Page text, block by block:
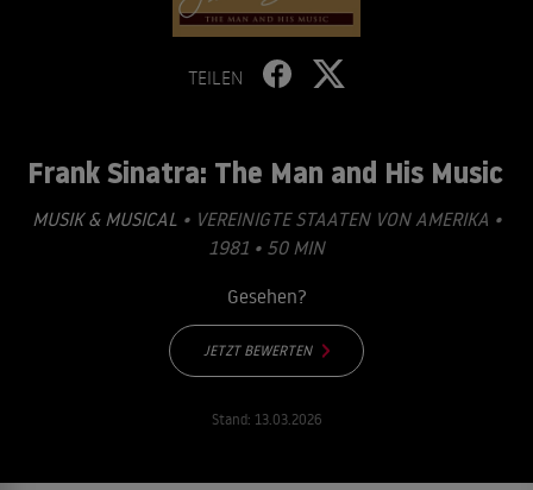
TEILEN
Frank Sinatra: The Man and His Music
MUSIK & MUSICAL• VEREINIGTE STAATEN VON AMERIKA •
1981 • 50 MIN
Gesehen?
JETZT BEWERTEN
Stand: 13.03.2026